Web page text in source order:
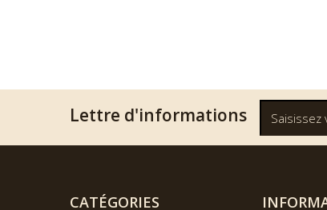
Lettre d'informations
CATÉGORIES